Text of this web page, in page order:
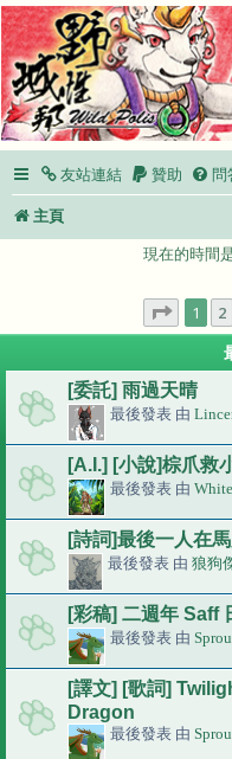
友站連結 贊助 問
主頁
現在的時間
1 頁
1 2
[委託] 雨過天晴
最後發表 由
[A.I.] [小說]棕爪救
最後發表 由
[詩詞]最後一人在
最後發表 由 狼狗
[彩稿] 二週年 Saff
最後發表 由
[譯文] [歌詞]
Dragon
最後發表 由